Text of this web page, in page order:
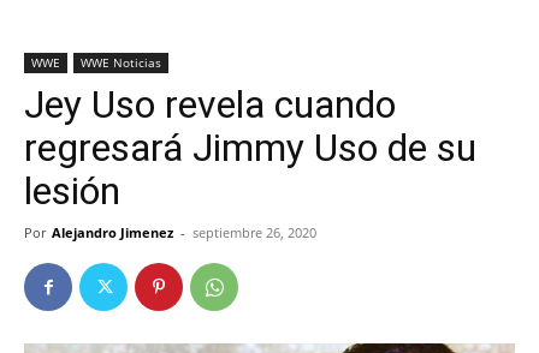
WWE WWE Noticias
Jey Uso revela cuando
regresará Jimmy Uso de su
lesión
Por Alejandro Jimenez - septiembre 26, 2020